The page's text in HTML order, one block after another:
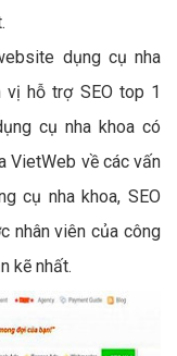
dụng cụ nha
vị hỗ trợ SEO top 1
cụ nha khoa có
VietWeb về các vấn
cụ nha khoa, SEO
nhân viên của công
kẽ nhất.